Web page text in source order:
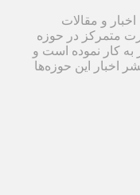
و مقالات
از سال 1389 به صورت متمرکز در حوزه
کار نموده است و
اخبار این حوزه‌ها